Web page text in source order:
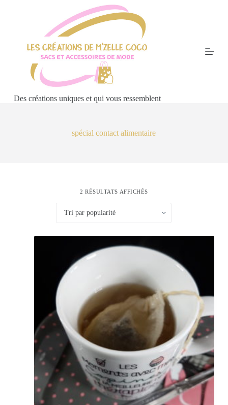
nDes créations uniques et qui vous ressemblent
spécial contact alimentaire
2 RÉSULTATS AFFICHÉS